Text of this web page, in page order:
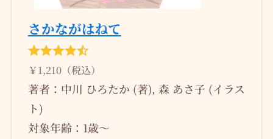
さかながはねて
￥1,210（税込）
著者：中川 ひろたか (著), 森 あさ子 (イラス
ト)
対象年齢：1歳～